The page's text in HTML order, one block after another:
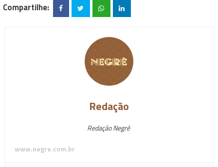
Compartilhe:
Redação
Redação Negrê
www.negre.com.br